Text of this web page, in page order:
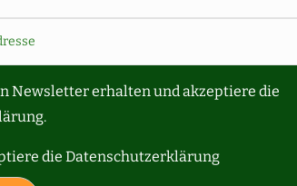
Newsletter erhalten und akzeptiere die
die Datenschutzerklärung